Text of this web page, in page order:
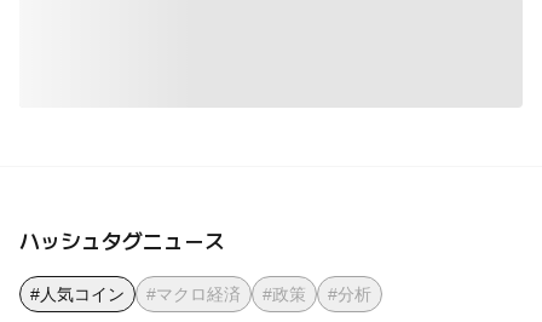
ハッシュタグニュース
#人気コイン #マクロ経済 #政策 #分析